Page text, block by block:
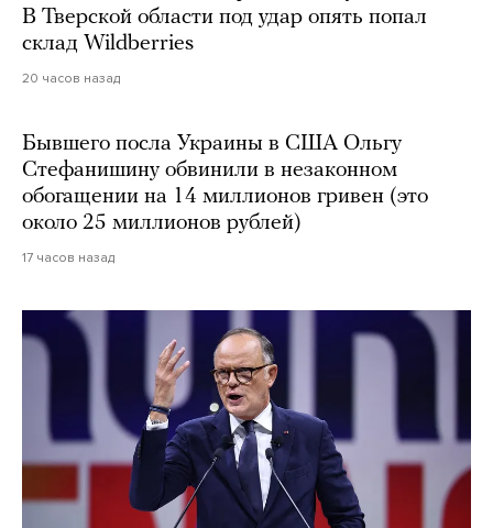
В Тверской области под удар опять попал
склад Wildberries
20 часов назад
Бывшего посла Украины в США Ольгу
Стефанишину обвинили в незаконном
обогащении на 14 миллионов гривен (это
около 25 миллионов рублей)
17 часов назад